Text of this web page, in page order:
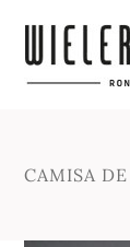
CAMISA